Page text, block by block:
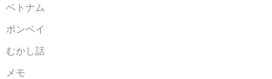
ベトナム
ボンベイ
むかし話
メモ